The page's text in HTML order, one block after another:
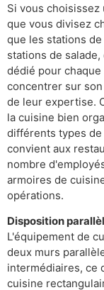
Si vous
que vous divisez
que les stations
stations de
dédié pour
concentrer sur
de leur expertise.
la cuisine bien
différents types
convient aux
nombre
armoires de
opérations.
Disposition
L'équipement de
deux murs
intermédiaires, ce
cuisine